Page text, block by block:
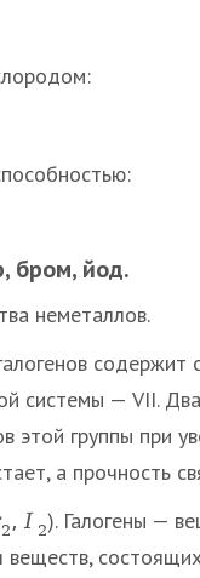
бром, йод.
неметаллов.
содержит
системы — VII.
этой группы при
а прочность
2 , I 2). Галогены —
веществ,